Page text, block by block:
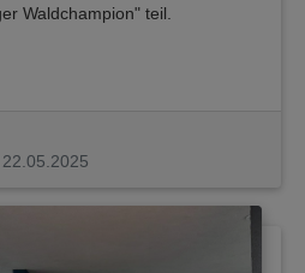
Waldchampion" teil.
22.05.2025